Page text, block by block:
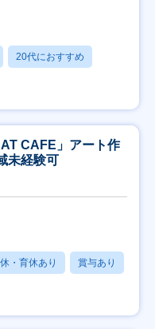
20代におすすめ
CAFE」アート作
未経験可
・育休あり 賞与あり